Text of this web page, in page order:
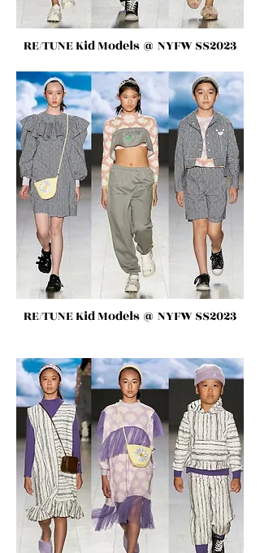
RE/TUNE Kid Models @ NYFW SS2023
RE/TUNE Kid Models @ NYFW SS2023